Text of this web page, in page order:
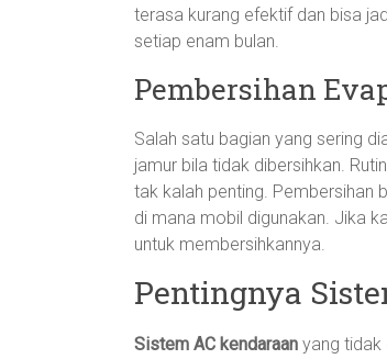
terasa kurang efektif dan bisa
setiap enam bulan.
Pembersihan
Salah satu bagian yang sering
jamur bila tidak dibersihkan.
tak kalah penting. Pembersihan
di mana mobil digunakan. Jika
untuk membersihkannya.
Pentingnya
Sistem AC kendaraan yang tidak